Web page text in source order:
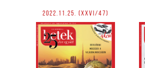
2022.11.25. (XXVI/47)